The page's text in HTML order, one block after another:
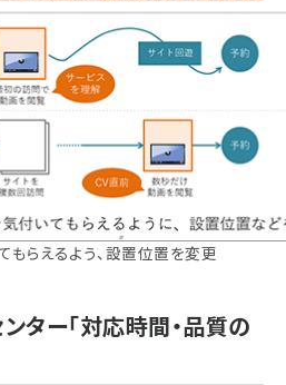
らえるよう、設置位置を変更
ター「対応時間・品質の